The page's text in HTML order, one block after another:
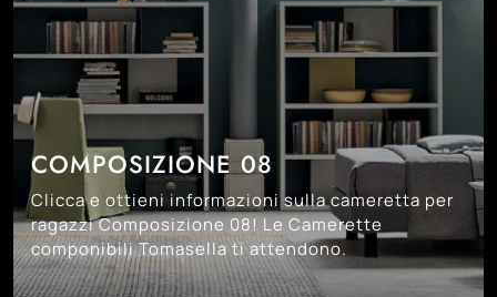
COMPOSIZIONE 08
Clicca e ottieni informazioni sulla cameretta per
ragazzi Composizione 08! Le Camerette
componibili Tomasella ti attendono.